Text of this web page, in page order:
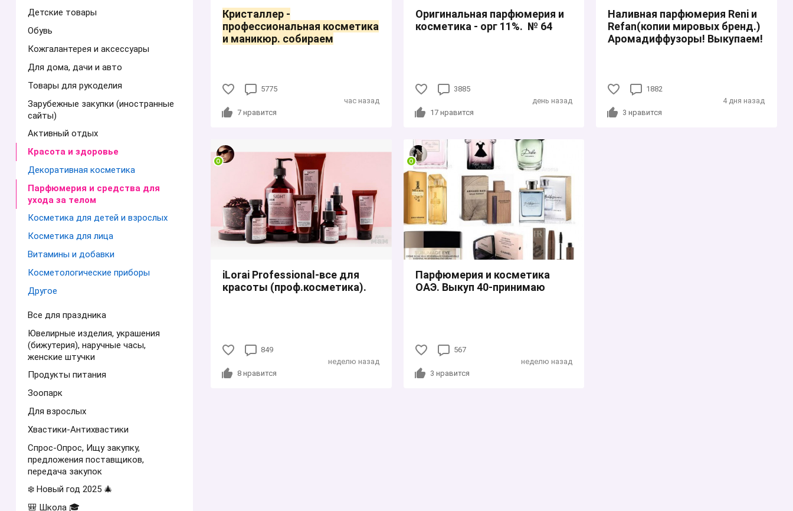
Детские товары
Обувь
Кожгалантерея и аксессуары
Для дома, дачи и авто
Товары для рукоделия
Зарубежные закупки (иностранные
сайты)
Активный отдых
Красота и здоровье
Декоративная косметика
Парфюмерия и средства для
ухода за телом
Косметика для детей и взрослых
Косметика для лица
Витамины и добавки
Косметологические приборы
Другое
Все для праздника
Ювелирные изделия, украшения
(бижутерия), наручные часы,
женские штучки
Продукты питания
Зоопарк
Для взрослых
Хвастики-Антихвастики
Спрос-Опрос, Ищу закупку,
предложения поставщиков,
передача закупок
❄️ Новый год 2025 🎄
🎒 Школа 🎓
Кристаллер -
профессиональная косметика
и маникюр. собираем
5775
7 нравится
час назад
Оригинальная парфюмерия и
косметика - орг 11%. № 64
3885
17нравится
день назад
Наливная парфюмерия Reni и
Refan(копии мировых бренд.)
Аромадиффузоры! Выкупаем!
1882
3 нравится
4 дня назад
iLorai Professional-все для
красоты (проф.косметика).
849
8 нравится
неделю назад
Парфюмерия и косметика
ОАЭ. Выкуп 40-принимаю
567
3 нравится
неделю назад